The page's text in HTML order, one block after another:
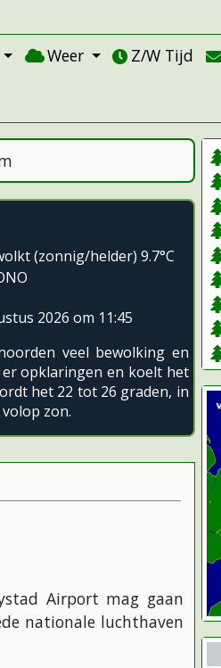
Weer Z/W Tijd
(zonnig/helder) 9.7°C
2026 om 11:45
veel bewolking en
opklaringen en koelt het
het 22 tot 26 graden, in
zon.
Airport mag gaan
nationale luchthaven